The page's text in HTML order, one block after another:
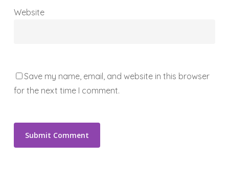
Website
Save my name, email, and website in this browser
for the next time I comment.